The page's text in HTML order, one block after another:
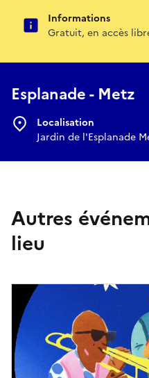
Informations
Gratuit, en accès
Esplanade - Metz
Localisation
Jardin de l'Esplanade
Autres
lieu